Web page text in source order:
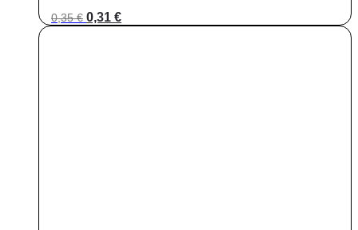
0,35€ El
precio
0,31 €El
precio